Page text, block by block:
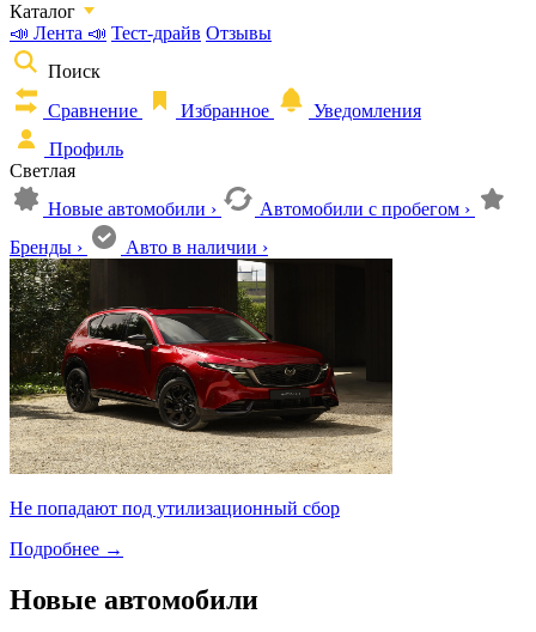
Каталог
📣 Лента 📣 Тест-драйв Отзывы
Поиск
Сравнение
Избранное
Уведомления
Профиль
Светлая
Новые автомобили › Автомобили с пробегом ›
Бренды › Авто в наличии ›
Не попадают под утилизационный сбор
Подробнее →
Новые автомобили